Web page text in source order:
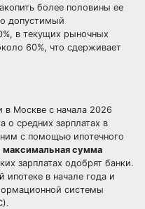
более половины ее
допустимый
в текущих рыночных
60%, что сдерживает
в Москве с начала 2026
о средних зарплатах в
с помощью ипотечного
максимальная сумма
зарплатах одобрят банки.
в начале года и
системы